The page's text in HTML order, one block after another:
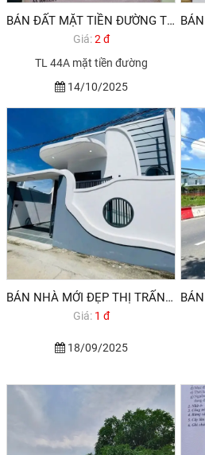
BÁN ĐẤT MẶT TIỀN ĐƯỜNG TỈNH LỘ 44A LONG ĐIỀN BRVT
Giá:2 đ
TL 44A mặt tiền đường
14/10/2025
BÁN NHÀ MỚI ĐẸP THỊ TRẤN LONG ĐIỀN BRVT GIÁ DƯỚI 2 TỶ
Giá: 1 đ
18/09/2025